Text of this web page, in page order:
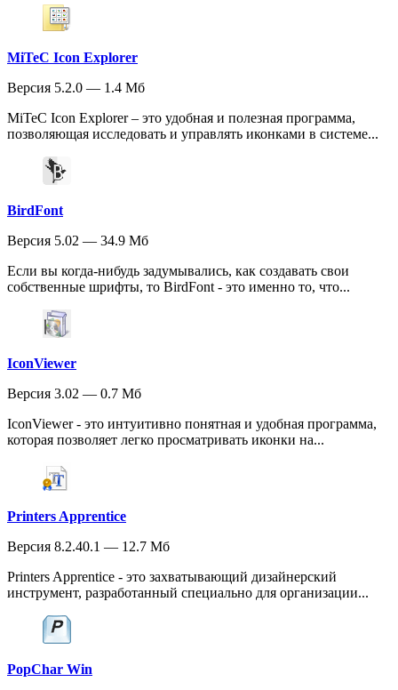
MiTeC Icon Explorer
Версия 5.2.0 — 1.4 Мб
MiTeC Icon Explorer – это удобная и полезная программа,
позволяющая исследовать и управлять иконками в системе...
BirdFont
Версия 5.02 — 34.9 Мб
Если вы когда-нибудь задумывались, как создавать свои
собственные шрифты, то BirdFont - это именно то, что...
IconViewer
Версия 3.02 — 0.7 Мб
IconViewer - это интуитивно понятная и удобная программа,
которая позволяет легко просматривать иконки на...
Printers Apprentice
Версия 8.2.40.1 — 12.7 Мб
Printers Apprentice - это захватывающий дизайнерский
инструмент, разработанный специально для организации...
PopChar Win